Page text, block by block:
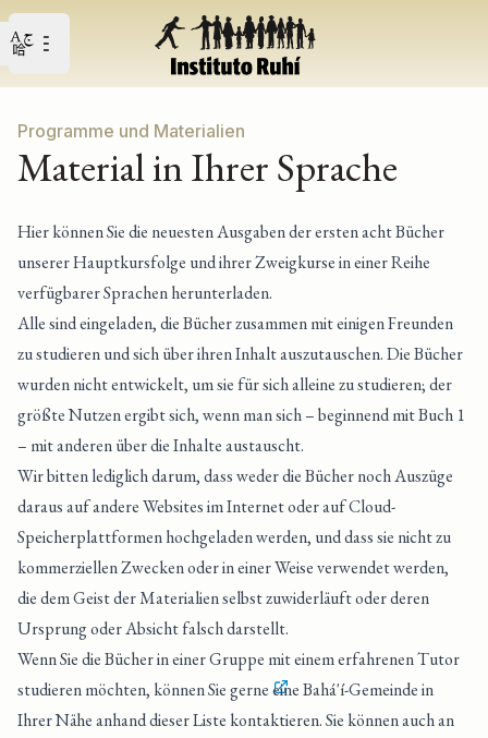
Open main menu
Open user menu
Programme und Materialien
Material in Ihrer Sprache
Hier können Sie die neuesten Ausgaben der ersten acht Bücher
unserer Hauptkursfolge und ihrer Zweigkurse in einer Reihe
verfügbarer Sprachen herunterladen.
Alle sind eingeladen, die Bücher zusammen mit einigen Freunden
zu studieren und sich über ihren Inhalt auszutauschen. Die Bücher
wurden nicht entwickelt, um sie für sich alleine zu studieren; der
größte Nutzen ergibt sich, wenn man sich – beginnend mit Buch 1
– mit anderen über die Inhalte austauscht.
Wir bitten lediglich darum, dass weder die Bücher noch Auszüge
daraus auf andere Websites im Internet oder auf Cloud-
Speicherplattformen hochgeladen werden, und dass sie nicht zu
kommerziellen Zwecken oder in einer Weise verwendet werden,
die dem Geist der Materialien selbst zuwiderläuft oder deren
Ursprung oder Absicht falsch darstellt.
Wenn Sie die Bücher in einer Gruppe mit einem erfahrenen Tutor
studieren möchten, können Sie gerneeine Bahá'í-Gemeinde in
Ihrer Nähe anhand dieser Liste kontaktieren. Sie können auch an